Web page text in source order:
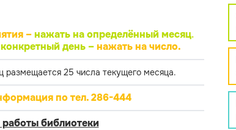
– нажать на определённый месяц.
день –нажать на число.
25 числа текущего месяца.
по тел. 286-444
библиотеки